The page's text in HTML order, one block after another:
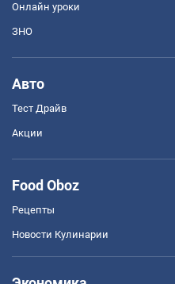
Онлайн уроки
ЗНО
Авто
Тест Драйв
Акции
Food Oboz
Рецепты
Новости Кулинарии